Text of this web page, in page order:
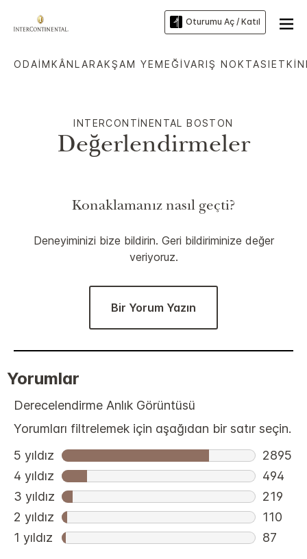
Oturumu Aç / Katıl
ODAİMKÂNLARAKŞAM YEMEĞIVARIŞ NOKTASI
INTERCONTINENTAL BOSTON
Değerlendirmeler
Konaklamanız nasıl geçti?
Deneyiminizi bize bildirin. Geri bildiriminize değer
veriyoruz.
Bir Yorum Yazın